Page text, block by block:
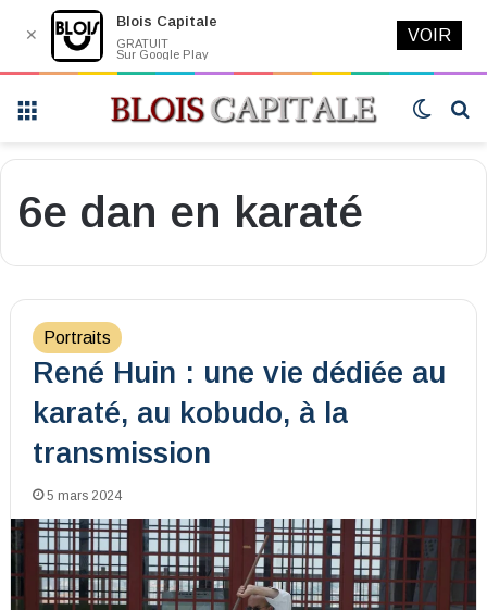
Switch
6e dan en karaté
Portraits
René Huin : une vie dédiée au
karaté, au kobudo, à la
transmission
5 mars 2024
✕
Blois Capitale
GRATUIT
Sur Google Play
VOIR